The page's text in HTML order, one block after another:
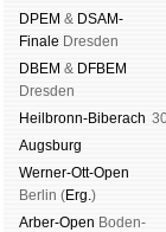
DPEM & DSAM-
Finale Dres­den
DBEM & DFBEM
Dres­den
Heil­bronn-Bi­ber­ach
Augs­burg
Werner-Ott-Open
Ber­lin (Erg.)
Arber-Open Boden­